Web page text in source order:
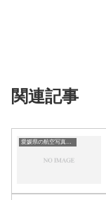
関連記事
愛媛県の航空写真・空中写真